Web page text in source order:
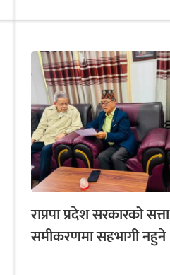
राप्रपा प्रदेश सरकारको सत्ता
समीकरणमा सहभागी नहुने